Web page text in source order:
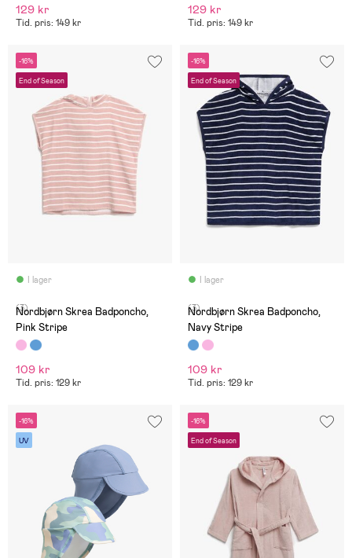
129 kr
Tid. pris: 149 kr
129 kr
Tid. pris: 149 kr
-16%
End of Season
I lager
(3)
Nordbjørn Skrea Badponcho,
Pink Stripe
109 kr
Tid. pris: 129 kr
-16%
End of Season
I lager
(3)
Nordbjørn Skrea Badponcho,
Navy Stripe
109 kr
Tid. pris: 129 kr
-16%
UV
-16%
End of Season